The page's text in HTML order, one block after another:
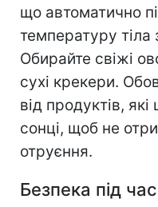
що автоматично
температуру тіла
Обирайте свіжі
сухі крекери.
від продуктів,
сонці, щоб не
отруєння.
Безпека під